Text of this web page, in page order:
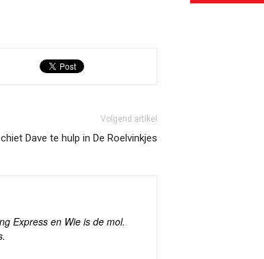
Volgend artikel
Dave te hulp in De Roelvinkjes
Express en Wie is de mol.